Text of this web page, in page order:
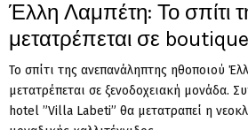
Έλλη Λαμπέτη: Το σπίτι
μετατρέπεται σε
Το σπίτι της ανεπανάληπτης ηθοποιού
μετατρέπεται σε ξενοδοχειακή μονάδα.
hotel ”Villa Labeti” θα μετατραπεί η